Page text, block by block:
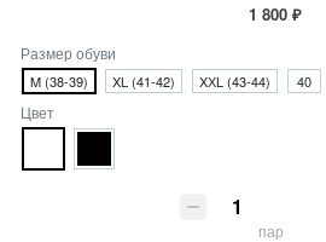
1 800 ₽
Размер обуви
M (38-39) XL (41-42) XХL (43-44) 40
Цвет
пар